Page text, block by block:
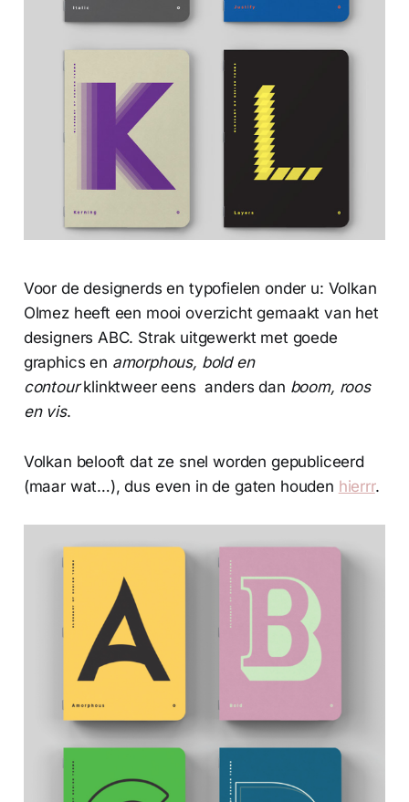
Voor de designerds en typofielen onder u: Volkan
Olmez heeft een mooi overzicht gemaakt van het
designers ABC. Strak uitgewerkt met goede
graphics en amorphous, bold en
contourklinktweer eens anders dan boom, roos
en vis.
Volkan belooft dat ze snel worden gepubliceerd
(maar wat…), dus even in de gaten houden hierrr.